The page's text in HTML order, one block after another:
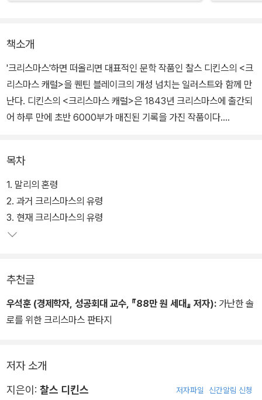
책소개
'크리스마스'하면 떠올리면 대표적인 문학 작품인 찰스 디킨스의 <크
리스마스 캐럴>을 퀜틴 블레이크의 개성 넘치는 일러스트와 함께 만
난다. 디킨스의 <크리스마스 캐럴>은 1843년 크리스마스에 출간되
어 하루 만에 초반 6000부가 매진된 기록을 가진 작품이다.
진정한 의미를 과거와 현재, 미래의 자신을 만나면서 깨닫는 이야기.
교훈도 교훈이지만, 이 이야기에는 무엇보다 유머가 살아 있다. 어려
운 현실을 그대로 표현하면서도 결코 웃음을 잃지 않은 여유, 그것은
크리스마스와 닮은 꼴이다.
목차
1. 말리의 혼령
2. 과거 크리스마스의 유령
3. 현재 크리스마스의 유령
추천글
우석훈 (경제학자, 성공회대 교수, 『88만 원 세대』 저자): 가난한 솔
로를 위한 크리스마스 판타지
저자 소개
지은이: 찰스 디킨스 저자파일 신간알림 신청